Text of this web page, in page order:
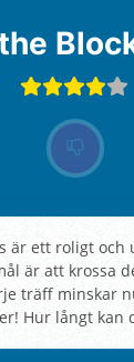
the
är ett roligt
är att krossa
träff minskar
Hur långt kan